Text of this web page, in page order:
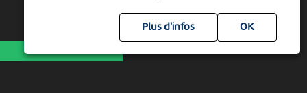
Plus d'infos